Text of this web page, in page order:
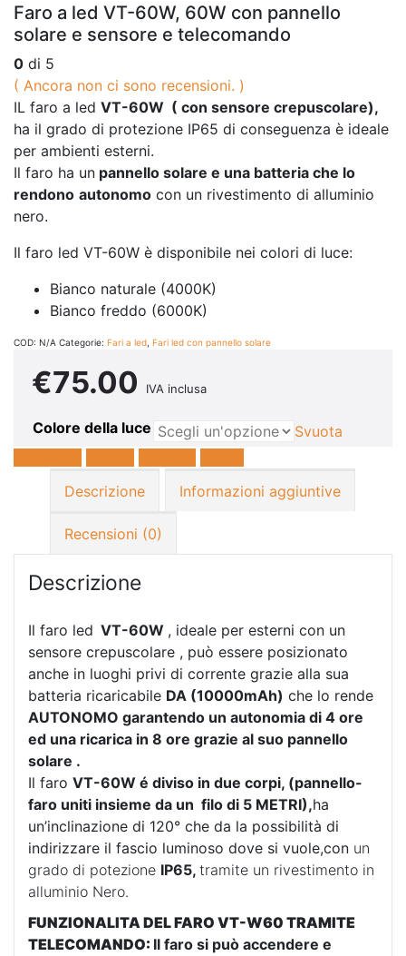
Faro a led VT-60W, 60W con pannello
solare e sensore e telecomando
0 di 5
( Ancora non ci sono recensioni. )
IL faro a led VT-60W ( con sensore crepuscolare),
ha il grado di protezione IP65 di conseguenza è ideale
per ambienti esterni.
Il faro ha un pannello solare e una batteria che lo
rendono autonomo con un rivestimento di alluminio
nero.
Il faro led VT-60W è disponibile nei colori di luce:
Bianco naturale (4000K)
Bianco freddo (6000K)
COD: N/A Categorie: Fari a led Fari led con pannello solare
€75.00 IVA inclusa
Colore della luce
Svuota
Descrizione
Informazioni aggiuntive
Recensioni (0)
Descrizione
Il faro led VT-60W , ideale per esterni con un
sensore crepuscolare , può essere posizionato
anche in luoghi privi di corrente grazie alla sua
batteria ricaricabile DA (10000mAh) che lo rende
AUTONOMO garantendo un autonomia di 4 ore
ed una ricarica in 8 ore grazie al suo pannello
solare .
Il faro VT-60W é diviso in due corpi, (pannello-
faro uniti insieme da un filo di 5 METRI),ha
un’inclinazione di 120° che da la possibilità di
indirizzare il fascio luminoso dove si vuole,con un
grado di potezione IP65, tramite un rivestimento in
alluminio Nero.
FUNZIONALITA DEL FARO VT-W60 TRAMITE
TELECOMANDO: Il faro si può accendere e